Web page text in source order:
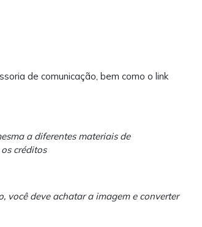
de comunicação, bem como o link
a diferentes materiais de
créditos
você deve achatar a imagem e converter